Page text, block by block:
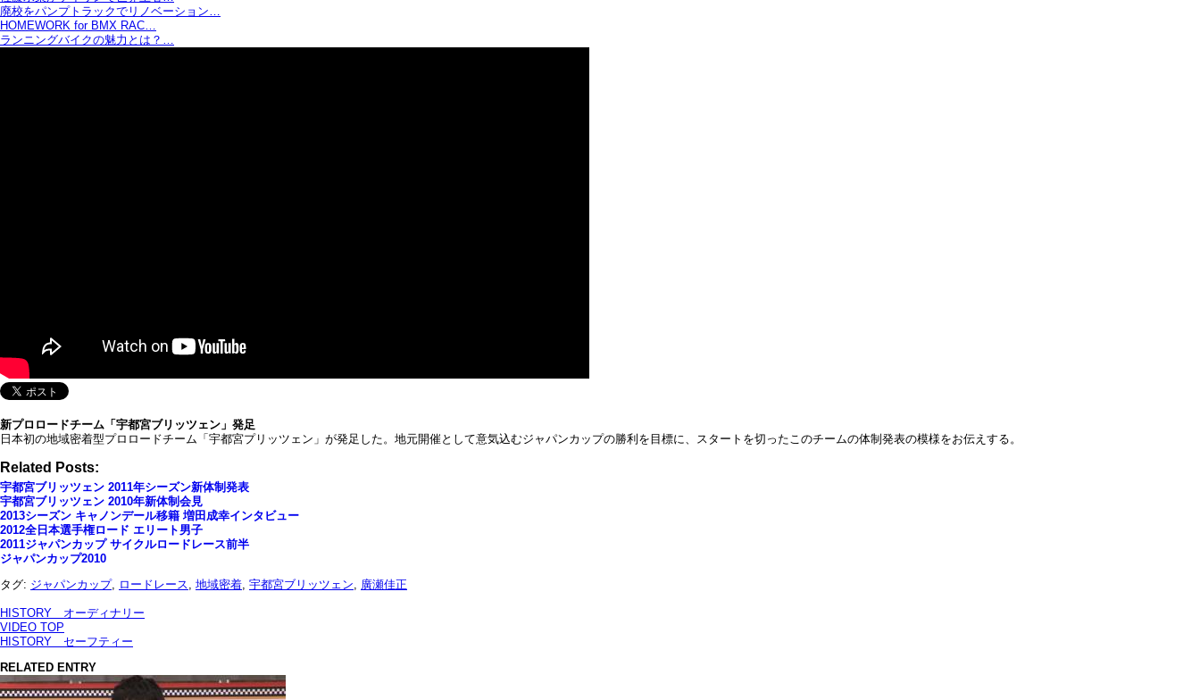
廃校をパンプトラックでリノベーション…
HOMEWORK for BMX RAC…
ランニングバイクの魅力とは？…
新プロロードチーム「宇都宮ブリッツェン」発足
日本初の地域密着型プロロードチーム「宇都宮プリッツェン」が発足した。地元開催として意気込むジャパンカップの勝利を目標に、スタートを切ったこのチームの体制発表の模様をお伝えする。
Related Posts:
宇都宮ブリッツェン 2011年シーズン新体制発表
宇都宮ブリッツェン 2010年新体制会見
2013シーズン キャノンデール移籍 増田成幸インタビュー
2012全日本選手権ロード エリート男子
2011ジャパンカップ サイクルロードレース前半
ジャパンカップ2010
タグ: ジャパンカップ, ロードレース 地域密着 宇都宮ブリッツェン 廣瀬佳正
HISTORY オーディナリー
VIDEO TOP
HISTORY セーフティー
RELATED ENTRY